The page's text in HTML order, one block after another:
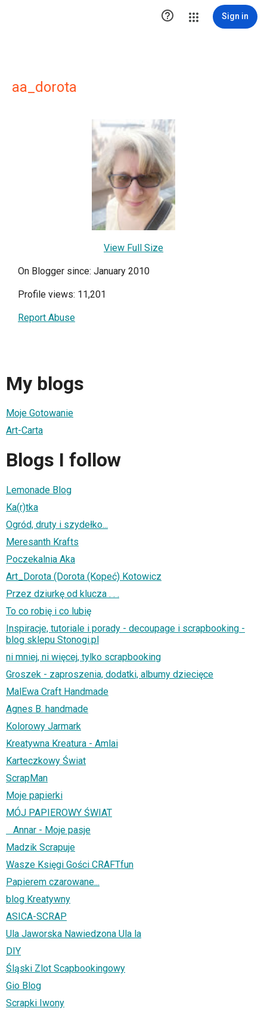
 Sign in
aa_dorota
View Full Size
On Blogger since: January 2010
Profile views: 11,201
Report Abuse
My blogs
Moje Gotowanie
Art-Carta
Blogs I follow
Lemonade Blog
Ka(r)tka
Ogród, druty i szydełko...
Meresanth Krafts
Poczekalnia Aka
Art_Dorota (Dorota (Kopeć) Kotowicz
Przez dziurkę od klucza . . .
To co robię i co lubię
Inspiracje, tutoriale i porady - decoupage i scrapbooking -
blog sklepu Stonogi.pl
ni mniej, ni więcej, tylko scrapbooking
Groszek - zaproszenia, dodatki, albumy dziecięce
MalEwa Craft Handmade
Agnes B. handmade
Kolorowy Jarmark
Kreatywna Kreatura - Amlai
Karteczkowy Świat
ScrapMan
Moje papierki
MÓJ PAPIEROWY ŚWIAT
Annar - Moje pasje
Madzik Scrapuje
Wasze Księgi Gości CRAFTfun
Papierem czarowane...
blog Kreatywny
ASICA-SCRAP
Ula Jaworska Nawiedzona Ula la
DIY
Śląski Zlot Scapbookingowy
Gio Blog
Scrapki Iwony